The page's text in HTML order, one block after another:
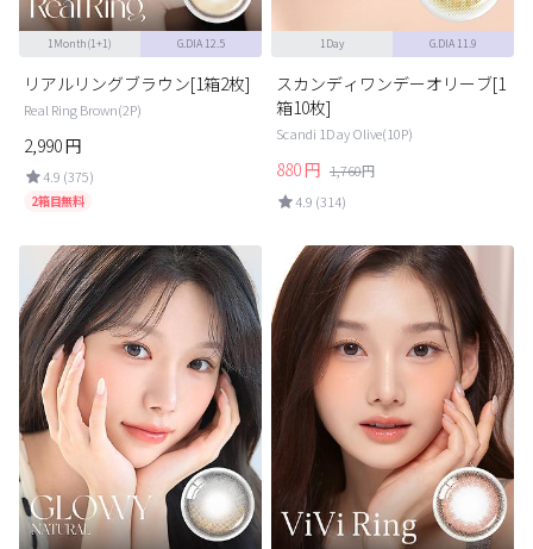
1Month(1+1) G.DIA 12.5
リアルリングブラウン[1箱2枚]
Real Ring Brown(2P)
2,990円
4.9 (375)
2箱目無料
1Day G.DIA 11.9
スカンディワンデーオリーブ[1
箱10枚]
Scandi 1Day Olive(10P)
880 円 1,760円
4.9 (314)